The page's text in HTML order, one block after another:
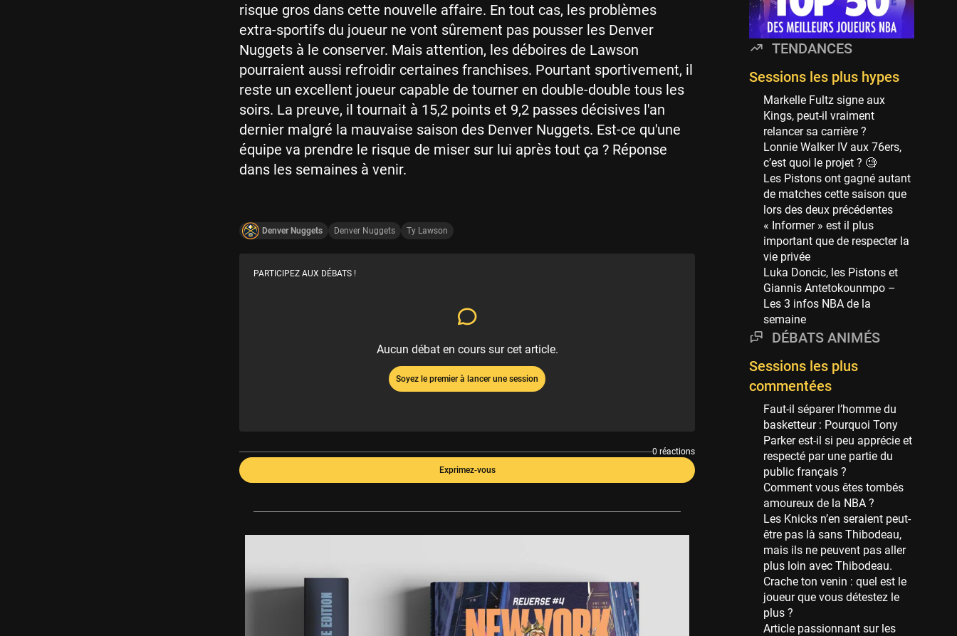
risque gros dans cette nouvelle affaire. En tout cas, les problèmes
extra-sportifs du joueur ne vont sûrement pas pousser les Denver
Nuggets à le conserver. Mais attention, les déboires de Lawson
pourraient aussi refroidir certaines franchises. Pourtant sportivement, il
reste un excellent joueur capable de tourner en double-double tous les
soirs. La preuve, il tournait à 15,2 points et 9,2 passes décisives l'an
dernier malgré la mauvaise saison des Denver Nuggets. Est-ce qu'une
équipe va prendre le risque de miser sur lui après tout ça ? Réponse
dans les semaines à venir.
Denver Nuggets Denver Nuggets Ty Lawson
PARTICIPEZ AUX DÉBATS !
Aucun débat en cours sur cet article.
Soyez le premier à lancer une session
0 réactions
Exprimez-vous
WNBA
97 sessions
Philadelphia Sixers
89 sessions
Milwaukee Bucks
82 sessions
Hoop Culture
73 sessions
Oklahoma City Thunder
69 sessions
Phoenix Suns
69 sessions
Miami Heat
63 sessions
Los Angeles Clippers
61 sessions
Indiana Pacers
New Orleans Pelicans
53 sessions
Jeux Olympiques
52 sessions
Atlanta Hawks
45 sessions
Chicago Bulls
41 sessions
Memphis Grizzlies
39 sessions
Cleveland Cavaliers
Orlando Magic
36 sessions
TENDANCES
Sessions les plus hypes
Markelle Fultz signe aux
Kings, peut-il vraiment
relancer sa carrière ?
Lonnie Walker IV aux 76ers,
c’est quoi le projet ? 🧐
Les Pistons ont gagné autant
de matches cette saison que
lors des deux précédentes
« Informer » est il plus
important que de respecter la
vie privée
Luka Doncic, les Pistons et
Giannis Antetokounmpo –
Les 3 infos NBA de la
semaine
DÉBATS ANIMÉS
Sessions les plus
commentées
Faut-il séparer l’homme du
basketteur : Pourquoi Tony
Parker est-il si peu apprécie et
respecté par une partie du
public français ?
Comment vous êtes tombés
amoureux de la NBA ?
Les Knicks n’en seraient peut-
être pas là sans Thibodeau,
mais ils ne peuvent pas aller
plus loin avec Thibodeau.
Crache ton venin : quel est le
joueur que vous détestez le
plus ?
Article passionnant sur les